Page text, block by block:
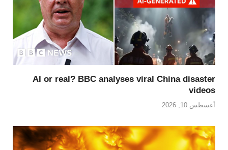
AI or real? BBC analyses viral China disaster
videos
أغسطس 10, 2026